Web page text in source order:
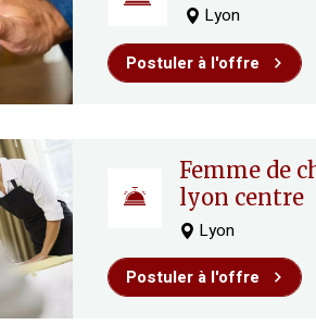
Lyon
Postuler à l'offre
femme de chambre ou valet –
lyon centre
Lyon
Postuler à l'offre